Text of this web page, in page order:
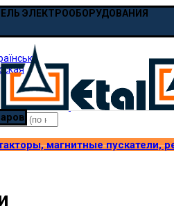
ЭЛЕКТРООБОРУДОВАНИЯ
магнитные пускатели,